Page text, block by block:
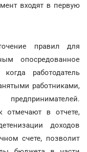
входят в первую
правил для
опосредованное
работодатель
работниками,
отмечают в отчете,
доходов
счете, позволит